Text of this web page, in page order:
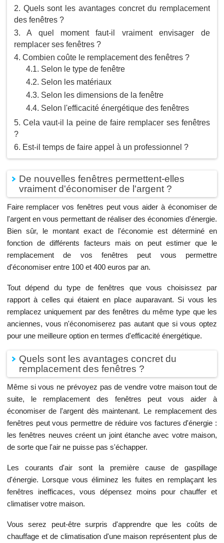
Quels sont les avantages concret du remplacement
des fenêtres ?
A quel moment faut-il vraiment envisager de
remplacer ses fenêtres ?
Combien coûte le remplacement des fenêtres ?
Selon le type de fenêtre
Selon les matériaux
Selon les dimensions de la fenêtre
Selon l'efficacité énergétique des fenêtres
Cela vaut-il la peine de faire remplacer ses fenêtres
?
Est-il temps de faire appel à un professionnel ?
De nouvelles fenêtres permettent-elles
vraiment d'économiser de l'argent ?
Faire remplacer vos fenêtres peut vous aider à économiser de
l'argent en vous permettant de réaliser des économies d'énergie.
Bien sûr, le montant exact de l'économie est déterminé en
fonction de différents facteurs mais on peut estimer que le
remplacement de vos fenêtres peut vous permettre
d'économiser entre 100 et 400 euros par an.
Tout dépend du type de fenêtres que vous choisissez par
rapport à celles qui étaient en place auparavant. Si vous les
remplacez uniquement par des fenêtres du même type que les
anciennes, vous n'économiserez pas autant que si vous optez
pour une meilleure option en termes d'efficacité énergétique.
Quels sont les avantages concret du
remplacement des fenêtres ?
Même si vous ne prévoyez pas de vendre votre maison tout de
suite, le remplacement des fenêtres peut vous aider à
économiser de l'argent dès maintenant. Le remplacement des
fenêtres peut vous permettre de réduire vos factures d'énergie :
les fenêtres neuves créent un joint étanche avec votre maison,
de sorte que l'air ne puisse pas s'échapper.
Les courants d'air sont la première cause de gaspillage
d'énergie. Lorsque vous éliminez les fuites en remplaçant les
fenêtres inefficaces, vous dépensez moins pour chauffer et
climatiser votre maison.
Vous serez peut-être surpris d'apprendre que les coûts de
chauffage et de climatisation d'une maison représentent plus de